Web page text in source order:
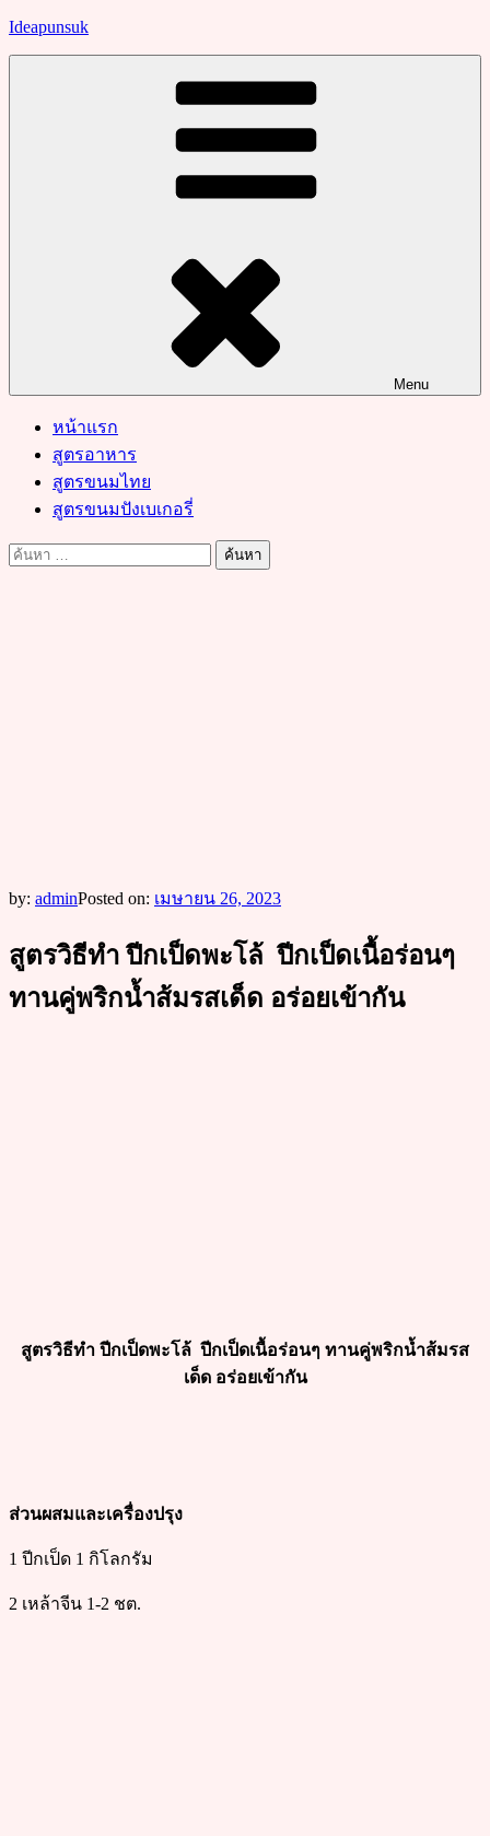
Skip
Ideapunsuk
Menu
หน้าแรก
สูตรอาหาร
สูตรขนมไทย
สูตรขนมปังเบเกอรี่
ค้นหา
by: adminPosted on: เมษายน 26, 2023
สูตรวิธีทำ ปีกเป็ดพะโล้ ปีกเป็ดเนื้อร่อนๆ
ทานคู่พริกน้ำส้มรสเด็ด อร่อยเข้ากัน
สูตรวิธีทำ ปีกเป็ดพะโล้ ปีกเป็ดเนื้อร่อนๆ ทานคู่พริกน้ำส้มรส
เด็ด อร่อยเข้ากัน
ส่วนผสมและเครื่องปรุง
1 ปีกเป็ด 1 กิโลกรัม
2 เหล้าจีน 1-2 ชต.